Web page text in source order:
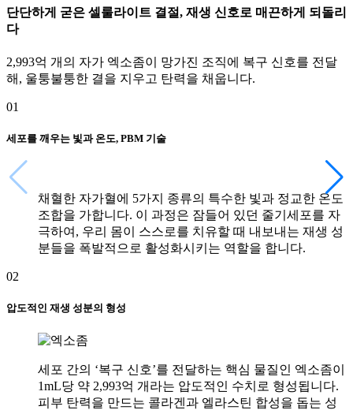
단단하게 굳은 셀룰라이트 결절, 재생 신호로 매끈하게 되돌리
다
2,993억 개의 자가 엑소좀이 망가진 조직에 복구 신호를 전달
해, 울퉁불퉁한 결을 지우고 탄력을 채웁니다.
01
세포를 깨우는 빛과 온도, PBM 기술
채혈한 자가혈에 5가지 종류의 특수한 빛과 정교한 온도
조합을 가합니다. 이 과정은 잠들어 있던 줄기세포를 자
극하여, 우리 몸이 스스로를 치유할 때 내보내는 재생 성
분들을 폭발적으로 활성화시키는 역할을 합니다.
02
압도적인 재생 성분의 형성
세포 간의 ‘복구 신호’를 전달하는 핵심 물질인 엑소좀이
1mL당 약 2,993억 개라는 압도적인 수치로 형성됩니다.
피부 탄력을 만드는 콜라겐과 엘라스틴 합성을 돕는 성